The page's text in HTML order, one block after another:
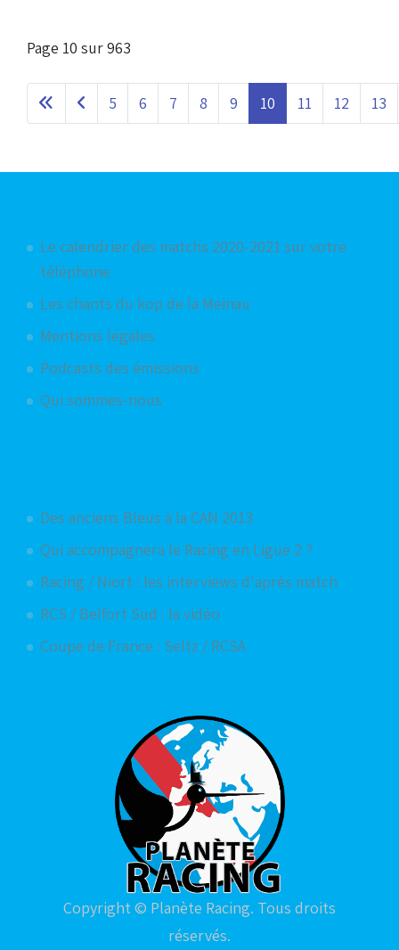
Page 10 sur 963
5 6 7 8 9 10 11 12 13
Le calendrier des matchs 2020-2021 sur votre
téléphone
Les chants du kop de la Meinau
Mentions légales
Podcasts des émissions
Qui sommes-nous
Des anciens Bleus à la CAN 2013
Qui accompagnera le Racing en Ligue 2 ?
Racing / Niort : les interviews d'après match
RCS / Belfort Sud : la vidéo
Coupe de France : Seltz / RCSA
Copyright © Planète Racing. Tous droits
réservés.